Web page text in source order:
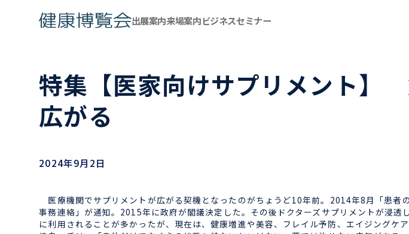
出展案内来場案内ビジネスセミナー
特集【医家向けサプリメント】
広がる
2024年9月2日
医療機関でサプリメントが広がる契機となったのがちょうど10年前。2014年8月「患者
事務連絡」が通知。2015年に政府が閣議決定した。その後ドクターズサプリメントが浸
に利用されることが多かったが、現在は、健康増進や美容、フレイル予防、エイジング